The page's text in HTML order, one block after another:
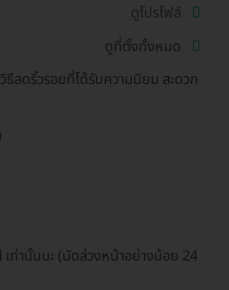
ดูโปรไฟล์
ดูที่ตั้งทั้งหมด
ลดริ้วรอยที่ได้รับความนิยม สะดวก
ท่านั้นนะ (นัดล่วงหน้าอย่างน้อย 24